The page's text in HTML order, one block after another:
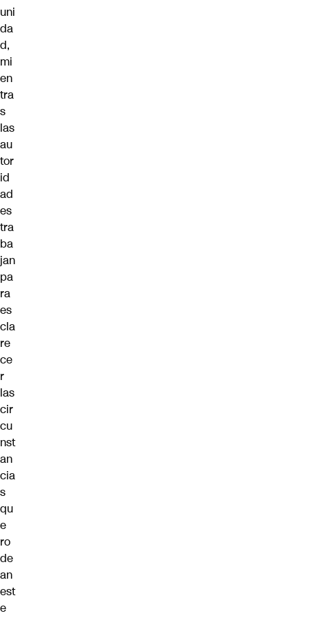
uni
da
d,
mi
en
tra
s
las
au
tor
id
ad
es
tra
ba
jan
pa
ra
es
cla
re
ce
r
las
cir
cu
nst
an
cia
s
qu
e
ro
de
an
est
e